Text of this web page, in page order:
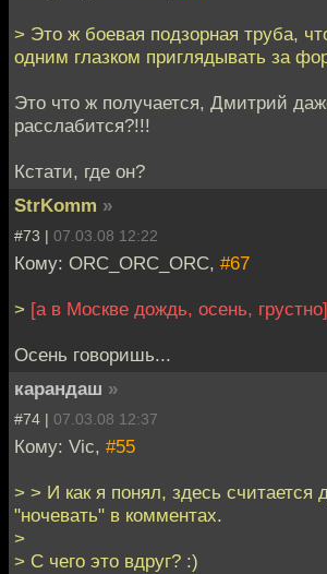
> Это ж боевая подзорная труба,
одним глазком приглядывать за
Это что ж получается, Дмитрий
расслабится?!!!
Кстати, где он?
StrKomm »
#73 | 07.03.08 12:22
Кому: ORC_ORC_ORC, #67
> [а в Москве дождь, осень, грустно]
Осень говоришь...
карандаш »
#74 | 07.03.08 12:37
Кому: Vic, #55
> > И как я понял, здесь считается
"ночевать" в комментах.
>
> С чего это вдруг? :)